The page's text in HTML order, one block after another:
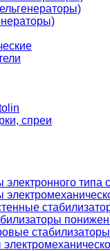
спреи
стабилизаторы